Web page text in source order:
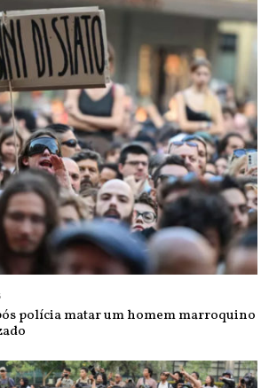
polícia matar um homem marroquino